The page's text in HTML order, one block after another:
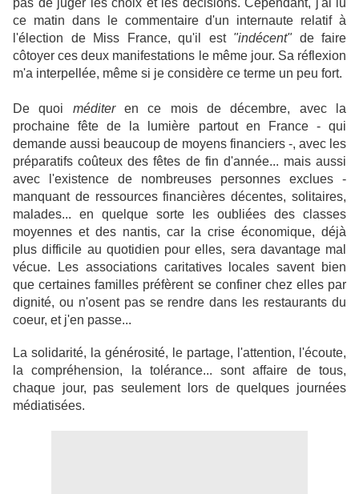
pas de juger les choix et les décisions. Cependant, j'ai lu
ce matin dans le commentaire d'un internaute relatif à
l'élection de Miss France, qu'il est "indécent"de faire
côtoyer ces deux manifestations le même jour. Sa réflexion
m'a interpellée, même si je considère ce terme un peu fort.
De quoi méditeren ce mois de décembre, avec la
prochaine fête de la lumière partout en France - qui
demande aussi beaucoup de moyens financiers -, avec les
préparatifs coûteux des fêtes de fin d'année... mais aussi
avec l'existence de nombreuses personnes exclues -
manquant de ressources financières décentes, solitaires,
malades... en quelque sorte les oubliées des classes
moyennes et des nantis, car la crise économique, déjà
plus difficile au quotidien pour elles, sera davantage mal
vécue. Les associations caritatives locales savent bien
que certaines familles préfèrent se confiner chez elles par
dignité, ou n'osent pas se rendre dans les restaurants du
coeur, et j'en passe...
La solidarité, la générosité, le partage, l'attention, l'écoute,
la compréhension, la tolérance... sont affaire de tous,
chaque jour, pas seulement lors de quelques journées
médiatisées.